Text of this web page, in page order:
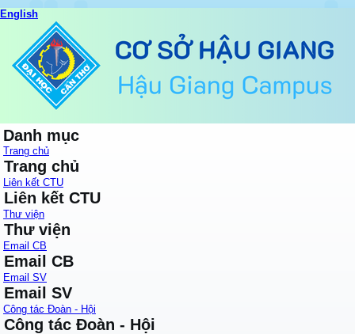
English
Danh mục
Trang chủ
Trang chủ
Liên kết CTU
Liên kết CTU
Thư viện
Thư viện
Email CB
Email CB
Email SV
Email SV
Công tác Đoàn - Hội
Công tác Đoàn - Hội